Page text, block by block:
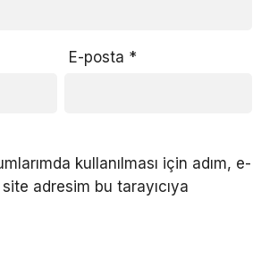
E-posta *
kullanılması için adım, e-
adresim bu tarayıcıya